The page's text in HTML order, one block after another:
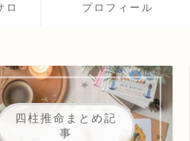
ロ
プロフィール
四柱推命まとめ記
事